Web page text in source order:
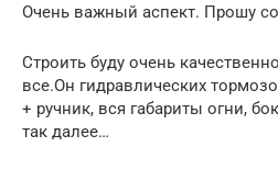
Очень важный аспект. Прошу
Строить буду очень
все.Он гидравлических
+ ручник, вся габариты огни,
так далее…